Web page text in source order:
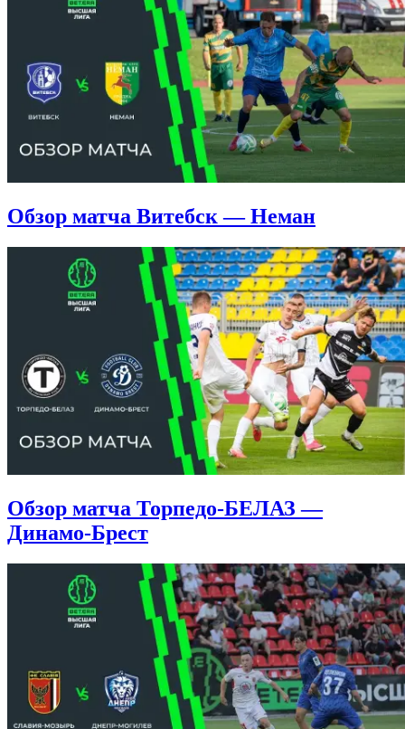
Обзор матча Витебск — Неман
Обзор матча Торпедо-БЕЛАЗ —
Динамо-Брест